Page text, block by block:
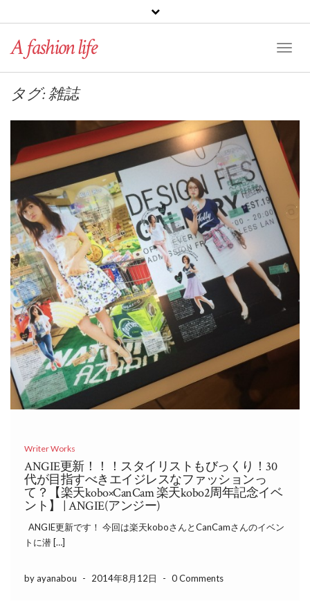
A fashion life
タグ: 雑誌
Writer Works
ANGIE更新！！！スタイリストもびっくり！30
代が目指すべきエイジレスなファッションっ
て？【楽天kobo×CanCam 楽天kobo2周年記念イベ
ント】 | ANGIE(アンジー)
ANGIE更新です！ 今回は楽天koboさんとCanCamさんのイベン
トに潜 […]
by ayanabou - 2014年8月12日 - 0 Comments